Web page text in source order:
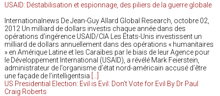
USAID: Déstabilisation et espionnage, des piliers de la guerre globale
Internationalnews De Jean-Guy Allard Global Research, octobre 02,
2012 Un milliard de dollars investis chaque année dans des
opérations d’ingérence USAID/CIA Les États-Unis investissent un
milliard de dollars annuellement dans des opérations « humanitaires
» en Amérique Latine et les Caraïbes par le biais de leur Agence pour
le Développement International (USAID), a révélé Mark Feierstein,
administrateur de l’organisme d’état nord-américain accusé d’être
une façade de l’intelligentsia
US Presidential Election: Evil is Evil: Don’t Vote for Evil By Dr Paul
Craig Roberts